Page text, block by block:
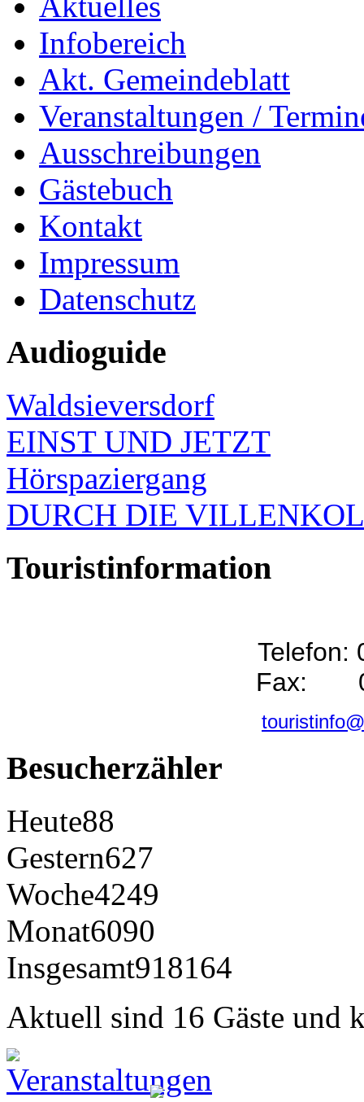
Infobereich
Akt. Gemeindeblatt
Veranstaltungen /
Ausschreibungen
Gästebuch
Kontakt
Impressum
Datenschutz
Audioguide
Waldsieversdorf
EINST UND JETZT
Hörspaziergang
DURCH DIE
Touristinformation
Telefon:
Fax:
Besucherzähler
Heute88
Gestern627
Woche4249
Monat6090
Insgesamt918164
Aktuell sind 16 Gäste und